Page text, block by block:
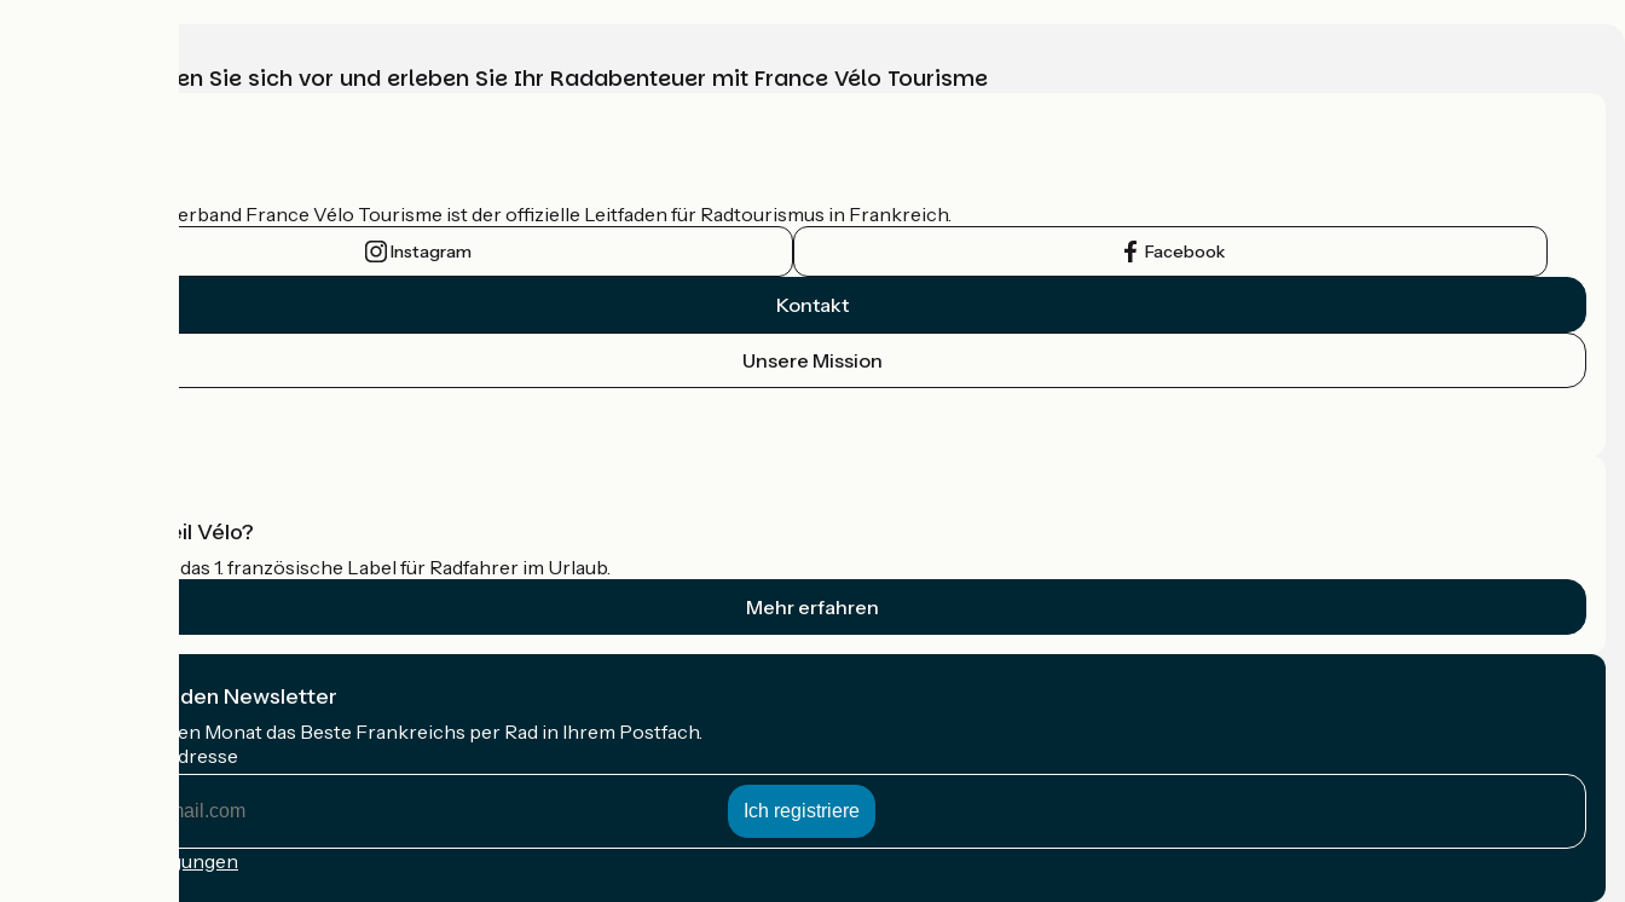
Wählen, bereiten Sie sich vor und erleben Sie Ihr Radabenteuer mit France Vélo Tourisme
Der nationale Verband France Vélo Tourisme ist der offizielle Leitfaden für Radtourismus in Frankreich.
Instagram Facebook
Kontakt
Unsere Mission
Was ist Accueil Vélo?
Accueil Vélo ist das 1. französische Label für Radfahrer im Urlaub.
Mehr erfahren
Ich abonniere den Newsletter
Erhalten Sie jeden Monat das Beste Frankreichs per Rad in Ihrem Postfach.
Meine E-Mail-Adresse
Anmeldebedingungen